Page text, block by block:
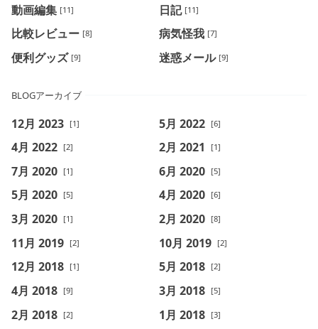
動画編集 [11] 日記 [11]
比較レビュー [8] 病気怪我 [7]
便利グッズ [9] 迷惑メール [9]
BLOGアーカイブ
12月 2023 [1] 5月 2022 [6]
4月 2022 [2] 2月 2021 [1]
7月 2020 [1] 6月 2020 [5]
5月 2020 [5] 4月 2020 [6]
3月 2020 [1] 2月 2020 [8]
11月 2019 [2] 10月 2019 [2]
12月 2018 [1] 5月 2018 [2]
4月 2018 [9] 3月 2018 [5]
2月 2018 [2] 1月 2018 [3]